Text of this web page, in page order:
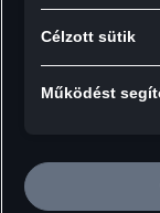
rendezetten
- Olasz
- Körbefutó
- Levehető
Célzott sütik
Működést